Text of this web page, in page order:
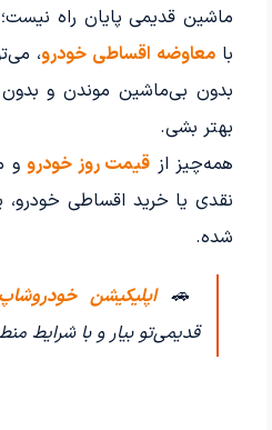
ماشین قدیمی پایان راه
بامعاوضه اقساطی خودرو،
بدون بی‌ماشین موندن و
بهتر بشی.
همه‌چیز از قیمت روز خودروو
نقدی یا خرید اقساطی
شده.
🚗 اپلیکیشن خودروشاپ
قدیمی‌تو بیار و با شرایط